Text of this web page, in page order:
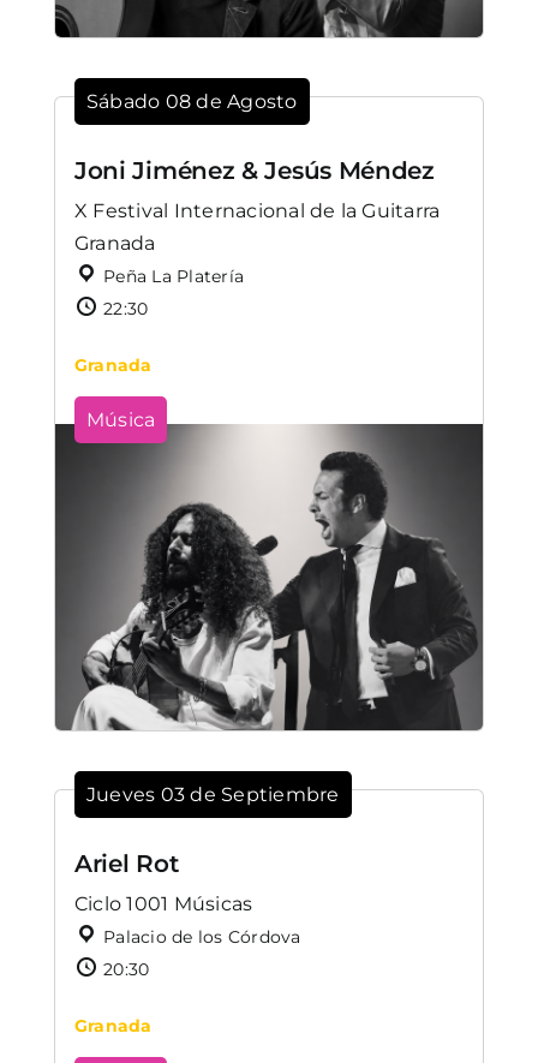
Sábado 08 de Agosto
Joni Jiménez & Jesús Méndez
X Festival Internacional de la Guitarra
Granada
Peña La Platería
22:30
Granada
Música
Jueves 03 de Septiembre
Ariel Rot
Ciclo 1001 Músicas
Palacio de los Córdova
20:30
Granada